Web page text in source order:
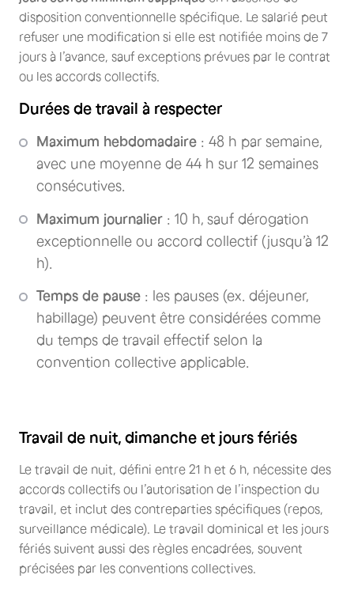
disposition conventionnelle spécifique. Le salarié peut
refuser une modification si elle est notifiée moins de 7
jours à l’avance, sauf exceptions prévues par le contrat
ou les accords collectifs.
Durées de travail à respecter
Maximum hebdomadaire : 48 h par semaine,
avec une moyenne de 44 h sur 12 semaines
consécutives.
Maximum journalier : 10 h, sauf dérogation
exceptionnelle ou accord collectif (jusqu’à 12
h).
Temps de pause : les pauses (ex. déjeuner,
habillage) peuvent être considérées comme
du temps de travail effectif selon la
convention collective applicable.
Travail de nuit, dimanche et jours fériés
Le travail de nuit, défini entre 21 h et 6 h, nécessite des
accords collectifs ou l’autorisation de l’inspection du
travail, et inclut des contreparties spécifiques (repos,
surveillance médicale). Le travail dominical et les jours
fériés suivent aussi des règles encadrées, souvent
précisées par les conventions collectives.